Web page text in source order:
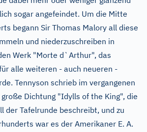
sogar angefeindet. Um die Mitte
begann Sir Thomas Malory all diese
und niederzuschreiben in
Werk "Morte d`Arthur", das
alle weiteren - auch neueren -
Tennyson schrieb im vergangenen
Dichtung "Idylls of the King", die
der Tafelrunde beschreibt, und zu
war es der Amerikaner E. A.